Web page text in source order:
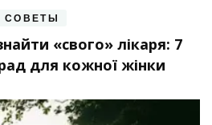
СОВЕТЫ
«свого» лікаря: 7
для кожної жінки